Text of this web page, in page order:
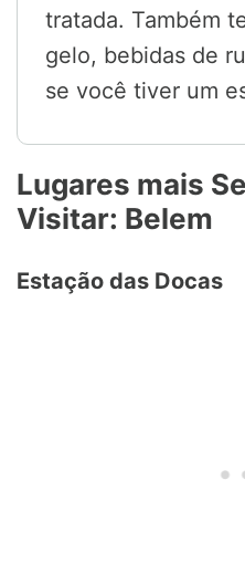
tratada. Também
gelo, bebidas de
se você tiver um
Lugares mais
Visitar: Belem
Estação das Docas